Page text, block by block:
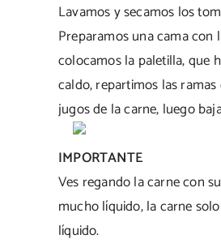
Lavamos y secamos los
Preparamos una cama con
colocamos la paletilla, que
caldo, repartimos las
jugos de la carne, luego
IMPORTANTE
Ves regando la carne con
mucho líquido, la carne
líquido.